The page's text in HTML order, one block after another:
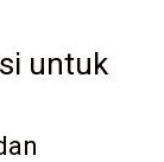
untuk